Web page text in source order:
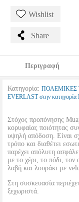
Wishlist
Share
Περιγραφή
Κατηγορία: ΠΟΛΕΜΙΚΕΣ
EVERLAST στην
Στόχος προπόνησης
κορυφαίας ποιότητας
υψηλή απόδοση. Είναι
τρόπο και διαθέτει
παρέχει απόλυτη
με το χέρι, το πόδι, τον
λαβή και λουράκι με
Στη συσκευασία
ξεχωριστά.